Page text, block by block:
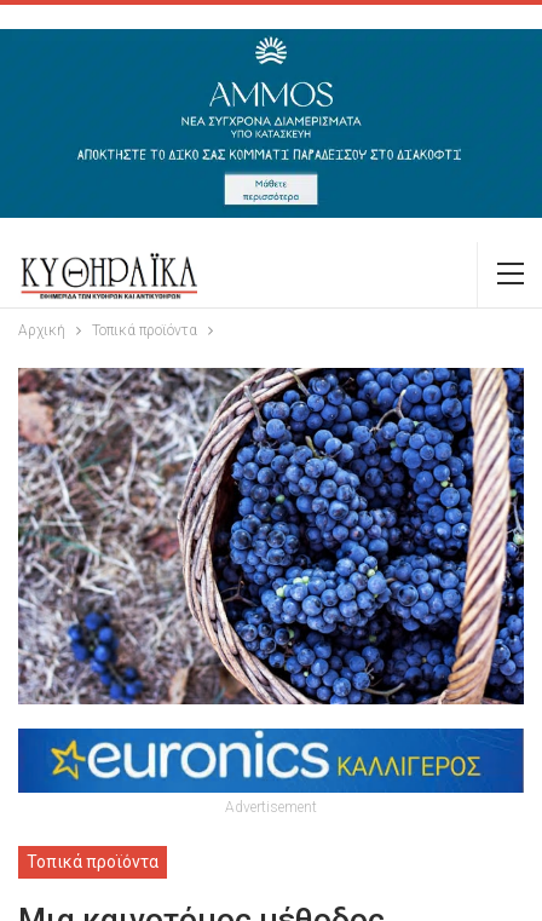
Αρχική Τοπικά προϊόντα
Advertisement
Τοπικά προϊόντα